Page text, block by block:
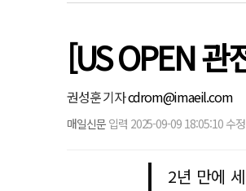
[US OPEN 관
권성훈 기자cdrom@imaeil.com
매일신문 입력 2025-09-09 18:05:10 수
2년 만에